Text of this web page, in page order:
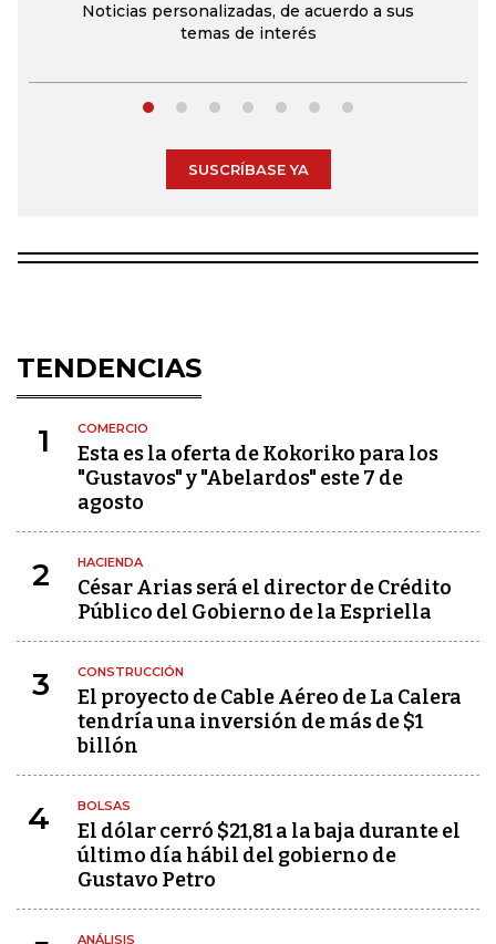
Noticias personalizadas, de acuerdo a sus
temas de interés
SUSCRÍBASE YA
TENDENCIAS
1 COMERCIO
Esta es la oferta de Kokoriko para los
"Gustavos" y "Abelardos" este 7 de
agosto
2 HACIENDA
César Arias será el director de Crédito
Público del Gobierno de la Espriella
3 CONSTRUCCIÓN
El proyecto de Cable Aéreo de La Calera
tendría una inversión de más de $1
billón
4 BOLSAS
El dólar cerró $21,81 a la baja durante el
último día hábil del gobierno de
Gustavo Petro
ANÁLISIS